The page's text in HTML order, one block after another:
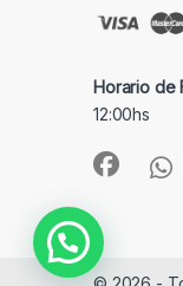
Horario de
12:00hs